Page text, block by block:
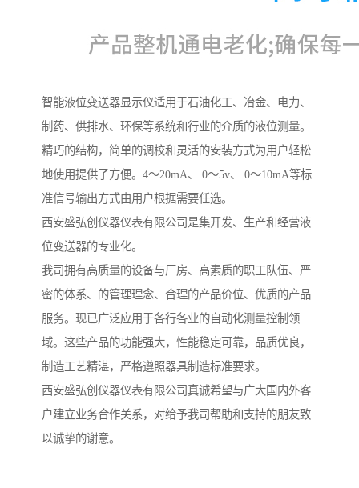
智能液位变送器显示仪适用于石油化工、冶金、电力、
制药、供排水、环保等系统和行业的介质的液位测量。
精巧的结构，简单的调校和灵活的安装方式为用户轻松
地使用提供了方便。4～20mA、 0～5v、 0～10mA等标
准信号输出方式由用户根据需要任选。
西安盛弘创仪器仪表有限公司是集开发、生产和经营液
位变送器的专业化。
我司拥有高质量的设备与厂房、高素质的职工队伍、严
密的体系、的管理理念、合理的产品价位、优质的产品
服务。现已广泛应用于各行各业的自动化测量控制领
域。这些产品的功能强大，性能稳定可靠，品质优良，
制造工艺精湛，严格遵照器具制造标准要求。
西安盛弘创仪器仪表有限公司真诚希望与广大国内外客
户建立业务合作关系，对给予我司帮助和支持的朋友致
以诚挚的谢意。